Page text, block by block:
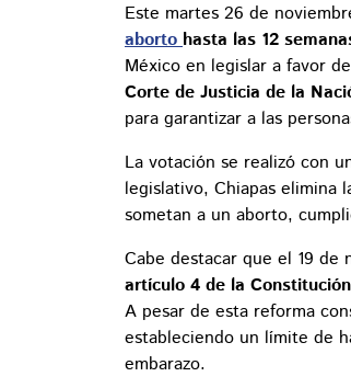
Este martes 26 de
abortohasta las 12
México en legislar a favor
Corte de Justicia de la
para garantizar a las
La votación se realizó con
legislativo, Chiapas elimina
sometan a un aborto,
Cabe destacar que el 19 de
artículo 4 de la
A pesar de esta reforma
estableciendo un límite de
embarazo.